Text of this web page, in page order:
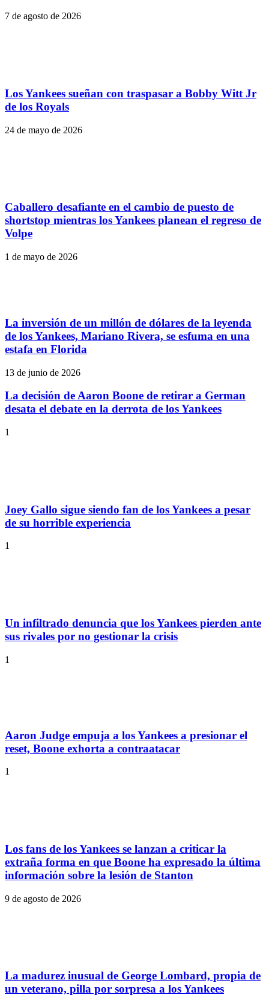
7 de agosto de 2026
Los Yankees sueñan con traspasar a Bobby Witt Jr
de los Royals
24 de mayo de 2026
Caballero desafiante en el cambio de puesto de
shortstop mientras los Yankees planean el regreso de
Volpe
1 de mayo de 2026
La inversión de un millón de dólares de la leyenda
de los Yankees, Mariano Rivera, se esfuma en una
estafa en Florida
13 de junio de 2026
La decisión de Aaron Boone de retirar a German
desata el debate en la derrota de los Yankees
1
Joey Gallo sigue siendo fan de los Yankees a pesar
de su horrible experiencia
1
Un infiltrado denuncia que los Yankees pierden ante
sus rivales por no gestionar la crisis
1
Aaron Judge empuja a los Yankees a presionar el
reset, Boone exhorta a contraatacar
1
Los fans de los Yankees se lanzan a criticar la
extraña forma en que Boone ha expresado la última
información sobre la lesión de Stanton
9 de agosto de 2026
La madurez inusual de George Lombard, propia de
un veterano, pilla por sorpresa a los Yankees